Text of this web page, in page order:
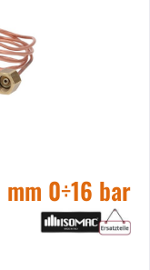
0÷16 bar